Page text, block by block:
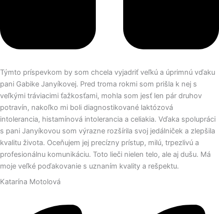
Týmto príspevkom by som chcela vyjadriť veľkú a úprimnú vďaku
pani Gabike Janyíkovej. Pred troma rokmi som prišla k nej s
veľkými tráviacimi ťažkosťami, mohla som jesť len pár druhov
potravín, nakoľko mi boli diagnostikované laktózová
intolerancia, histamínová intolerancia a celiakia. Vďaka spolupráci
s pani Janyíkovou som výrazne rozšírila svoj jedálniček a zlepšila
kvalitu života. Oceňujem jej precízny prístup, milú, trpezlivú a
profesionálnu komunikáciu. Toto lieči nielen telo, ale aj dušu. Má
moje veľké poďakovanie s uznaním kvality a rešpektu.
Katarína Motolová